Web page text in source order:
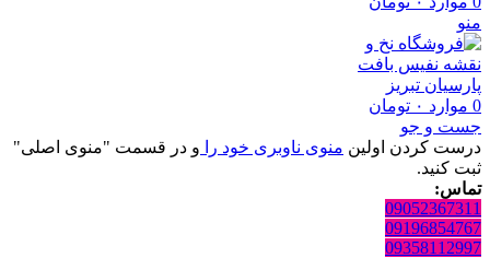
منو
0 موارد ۰ تومان
جست و جو
درست کردن اولین منوی ناوبری خود را و در قسمت "منوی اصلی"
ثبت کنید.
تماس:
09052367311
09196854767
09358112997